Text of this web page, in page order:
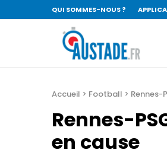
QUI SOMMES-NOUS ?
Accueil > Football > Rennes-
Rennes-
en cause